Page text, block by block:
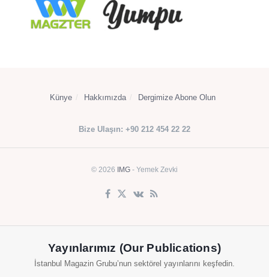
Künye Hakkımızda Dergimize Abone Olun
Bize Ulaşın: +90 212 454 22 22
© 2026 IMG - Yemek Zevki
Yayınlarımız (Our Publications)
İstanbul Magazin Grubu’nun sektörel yayınlarını keşfedin.